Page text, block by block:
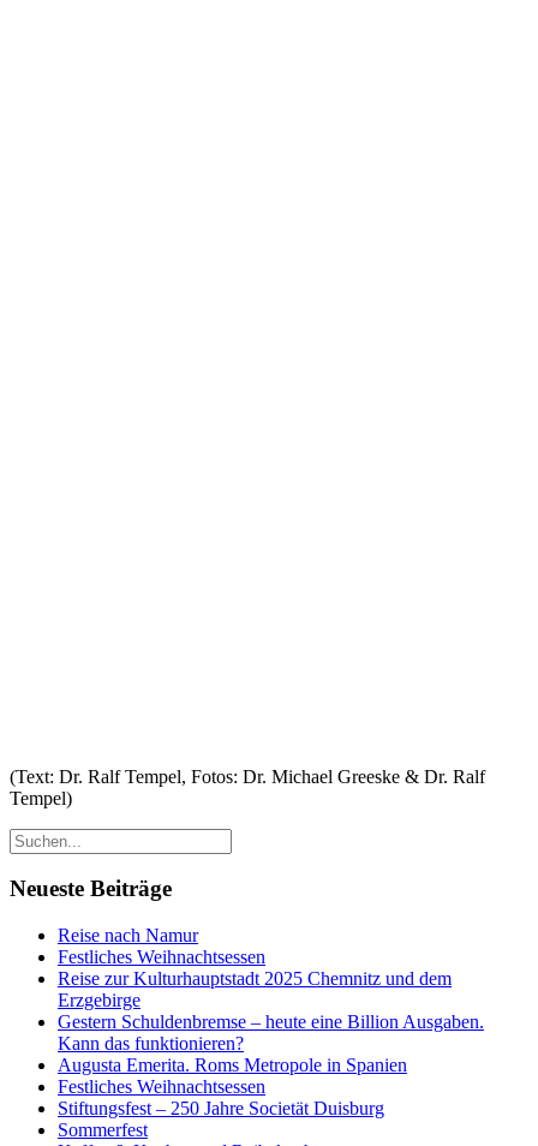
(Text: Dr. Ralf Tempel, Fotos: Dr. Michael Greeske & Dr. Ralf
Tempel)
Neueste Beiträge
Reise nach Namur
Festliches Weihnachtsessen
Reise zur Kulturhauptstadt 2025 Chemnitz und dem
Erzgebirge
Gestern Schuldenbremse – heute eine Billion Ausgaben.
Kann das funktionieren?
Augusta Emerita. Roms Metropole in Spanien
Festliches Weihnachtsessen
Stiftungsfest – 250 Jahre Societät Duisburg
Sommerfest